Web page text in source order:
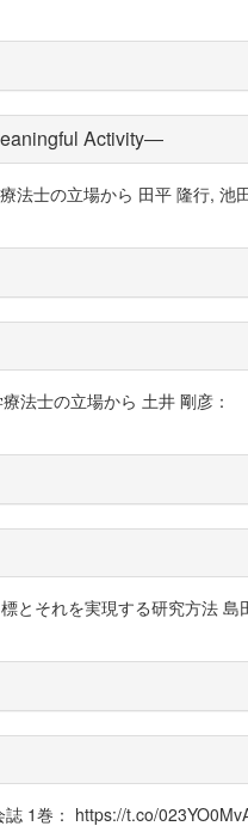
Activity―
法士の立場から 田平 隆行, 池
法士の立場から 土井 剛彦：
とそれを実現する研究方法 島
1巻： https://t.co/